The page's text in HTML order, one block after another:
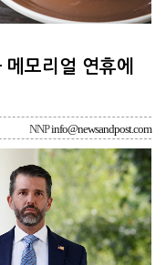
모리얼 연휴에
NNPinfo@newsandpost.com